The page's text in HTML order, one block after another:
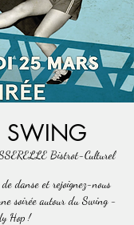
SWING
Bistrot-Culturel
danse et rejoignez-nous
soirée autour du Swing -
Hop !